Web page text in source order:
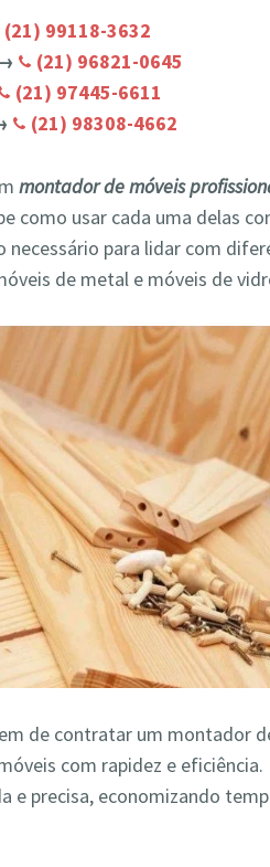
(21) 99118-3632
(21) 96821-0645
(21) 97445-6611
(21) 98308-4662
montador de móveis
como usar cada uma delas
necessário para lidar com
de metal e móveis de
de contratar um montador
com rapidez e
e precisa, economizando